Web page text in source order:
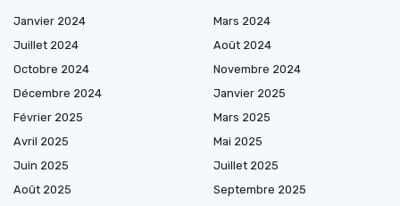
Janvier 2024
Mars 2024
Juillet 2024
Août 2024
Octobre 2024
Novembre 2024
Décembre 2024
Janvier 2025
Février 2025
Mars 2025
Avril 2025
Mai 2025
Juin 2025
Juillet 2025
Août 2025
Septembre 2025